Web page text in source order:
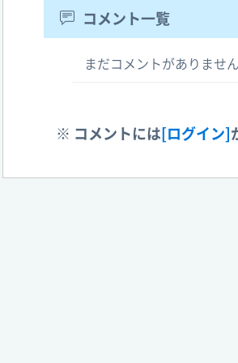
コメント一覧
まだコメントがありません
※ コメントには [ログイン]